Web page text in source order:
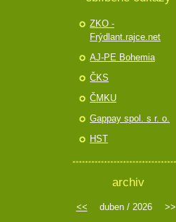
ZKO -
Frýdlant.rajce.net
AJ-PE Bohemia
ČKS
ČMKU
Gappay spol. s r. o.
HST
archiv
<< duben / 2026 >>